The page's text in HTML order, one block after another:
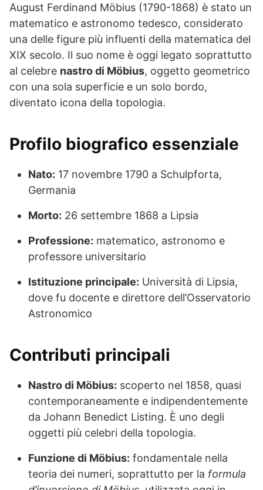
August Ferdinand Möbius (1790-1868) è stato un
matematico e astronomo tedesco, considerato
una delle figure più influenti della matematica del
XIX secolo. Il suo nome è oggi legato soprattutto
al celebre nastro di Möbius, oggetto geometrico
con una sola superficie e un solo bordo,
diventato icona della topologia.
Profilo biografico essenziale
Nato: 17 novembre 1790 a Schulpforta,
Germania
Morto: 26 settembre 1868 a Lipsia
Professione: matematico, astronomo e
professore universitario
Istituzione principale: Università di Lipsia,
dove fu docente e direttore dell’Osservatorio
Astronomico
Contributi principali
Nastro di Möbius: scoperto nel 1858, quasi
contemporaneamente e indipendentemente
da Johann Benedict Listing. È uno degli
oggetti più celebri della topologia.
Funzione di Möbius: fondamentale nella
teoria dei numeri, soprattutto per la formula